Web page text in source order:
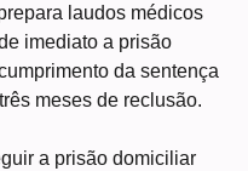
laudos médicos
imediato a prisão
da sentença
meses de reclusão.
a prisão domiciliar